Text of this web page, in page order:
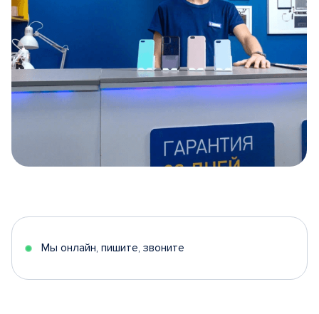
5
Мы онлайн, пишите, звоните